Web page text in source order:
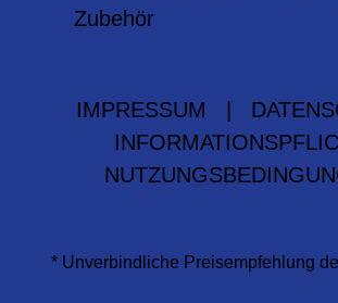
Zubehör
IMPRESSUM
* Unverbindliche Preisempfehlung